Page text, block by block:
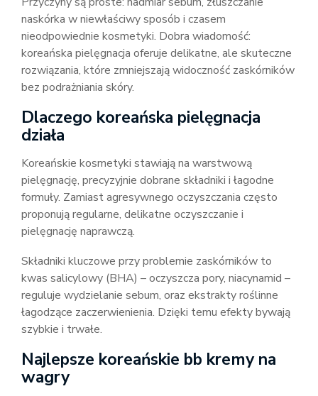
naskórka w niewłaściwy sposób i czasem
nieodpowiednie kosmetyki. Dobra wiadomość:
koreańska pielęgnacja oferuje delikatne, ale skuteczne
rozwiązania, które zmniejszają widoczność zaskórników
bez podrażniania skóry.
Dlaczego koreańska pielęgnacja
działa
Koreańskie kosmetyki stawiają na warstwową
pielęgnację, precyzyjnie dobrane składniki i łagodne
formuły. Zamiast agresywnego oczyszczania często
proponują regularne, delikatne oczyszczanie i
pielęgnację naprawczą.
Składniki kluczowe przy problemie zaskórników to
kwas salicylowy (BHA) – oczyszcza pory, niacynamid –
reguluje wydzielanie sebum, oraz ekstrakty roślinne
łagodzące zaczerwienienia. Dzięki temu efekty bywają
szybkie i trwałe.
Najlepsze koreańskie bb kremy na
wagry